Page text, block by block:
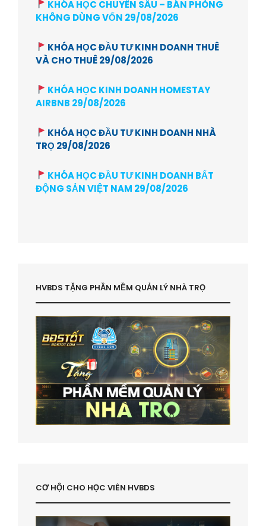
KHÓA HỌC CHUYÊN SÂU – BÁN PHÒNG
KHÔNG DÙNG VỐN 29/08/2026
KHÓA HỌC ĐẦU TƯ KINH DOANH THUÊ
VÀ CHO THUÊ 29/08/2026
KHÓA HỌC KINH DOANH HOMESTAY
AIRBNB 29/08/2026
KHÓA HỌC ĐẦU TƯ KINH DOANH NHÀ
TRỌ 29/08/2026
KHÓA HỌC ĐẦU TƯ KINH DOANH BẤT
ĐỘNG SẢN VIỆT NAM 29/08/2026
HVBDS TẶNG PHẦN MỀM QUẢN LÝ NHÀ TRỌ
CƠ HỘI CHO HỌC VIÊN HVBDS